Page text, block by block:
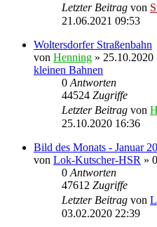
Letzter Beitrag von
21.06.2021 09:53
Woltersdorfer Straßenbahn
von Henning » 25.10.2020
kleinen Bahnen
0 Antworten
44524 Zugriffe
Letzter Beitrag von
25.10.2020 16:36
Bild des Monats - Januar
von Lok-Kutscher-HSR »
0 Antworten
47612 Zugriffe
Letzter Beitrag von
03.02.2020 22:39